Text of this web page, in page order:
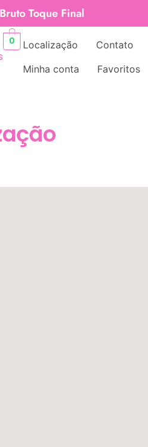
Toque Final
0 Localização Contato
Minha conta
Favoritos